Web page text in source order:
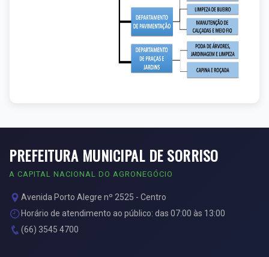
PREFEITURA MUNICIPAL DE SORRISO
A CAPITAL NACIONAL DO AGRONEGÓCIO
Avenida Porto Alegre nº 2525 - Centro
Horário de atendimento ao público: das 07:00 às 13:00
(66) 3545 4700